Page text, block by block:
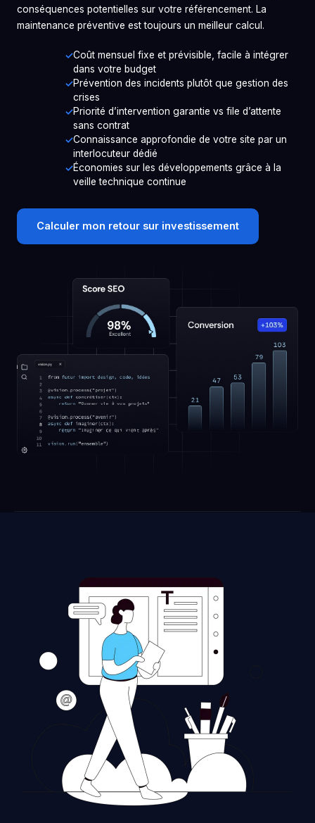
conséquences potentielles sur votre référencement. La
maintenance préventive est toujours un meilleur calcul.
Coût mensuel fixe et prévisible, facile à intégrer
dans votre budget
Prévention des incidents plutôt que gestion des
crises
Priorité d’intervention garantie vs file d’attente
sans contrat
Connaissance approfondie de votre site par un
interlocuteur dédié
Économies sur les développements grâce à la
veille technique continue
Calculer mon retour sur investissement